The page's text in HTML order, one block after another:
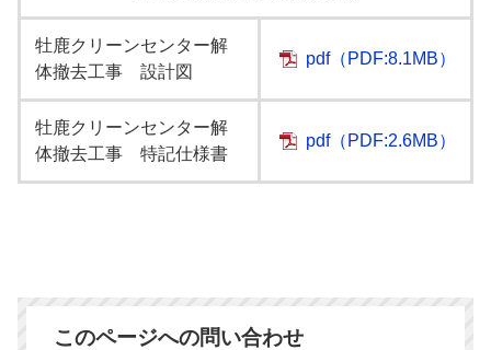
牡鹿クリーンセンター解
体撤去工事 設計図
pdf（PDF:8.1MB）
牡鹿クリーンセンター解
体撤去工事 特記仕様書
pdf（PDF:2.6MB）
このページへの問い合わせ